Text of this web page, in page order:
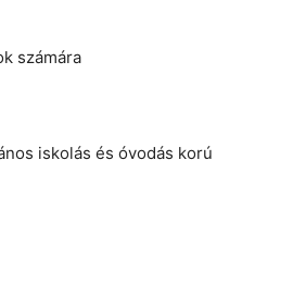
számára
iskolás és óvodás korú